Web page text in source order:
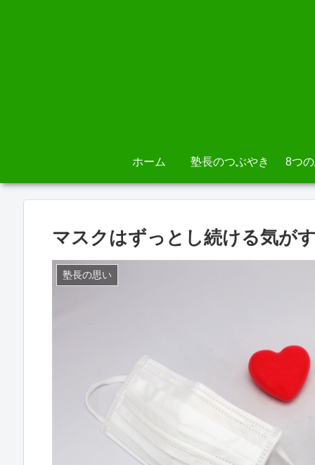
ホーム 塾長のつぶやき 8つ
マスクはずっとし続ける気が
塾長の思い